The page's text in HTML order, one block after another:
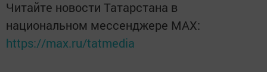
Читайте новости Татарстана в
национальном мессенджере MАХ:
https://max.ru/tatmedia